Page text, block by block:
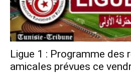
Ligue 1 : Programme des
amicales prévues ce